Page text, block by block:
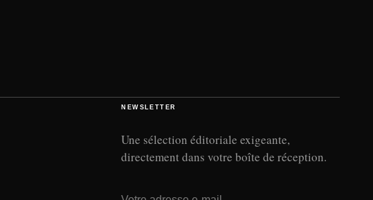
NEWSLETTER
Une sélection éditoriale exigeante,
directement dans votre boîte de réception.